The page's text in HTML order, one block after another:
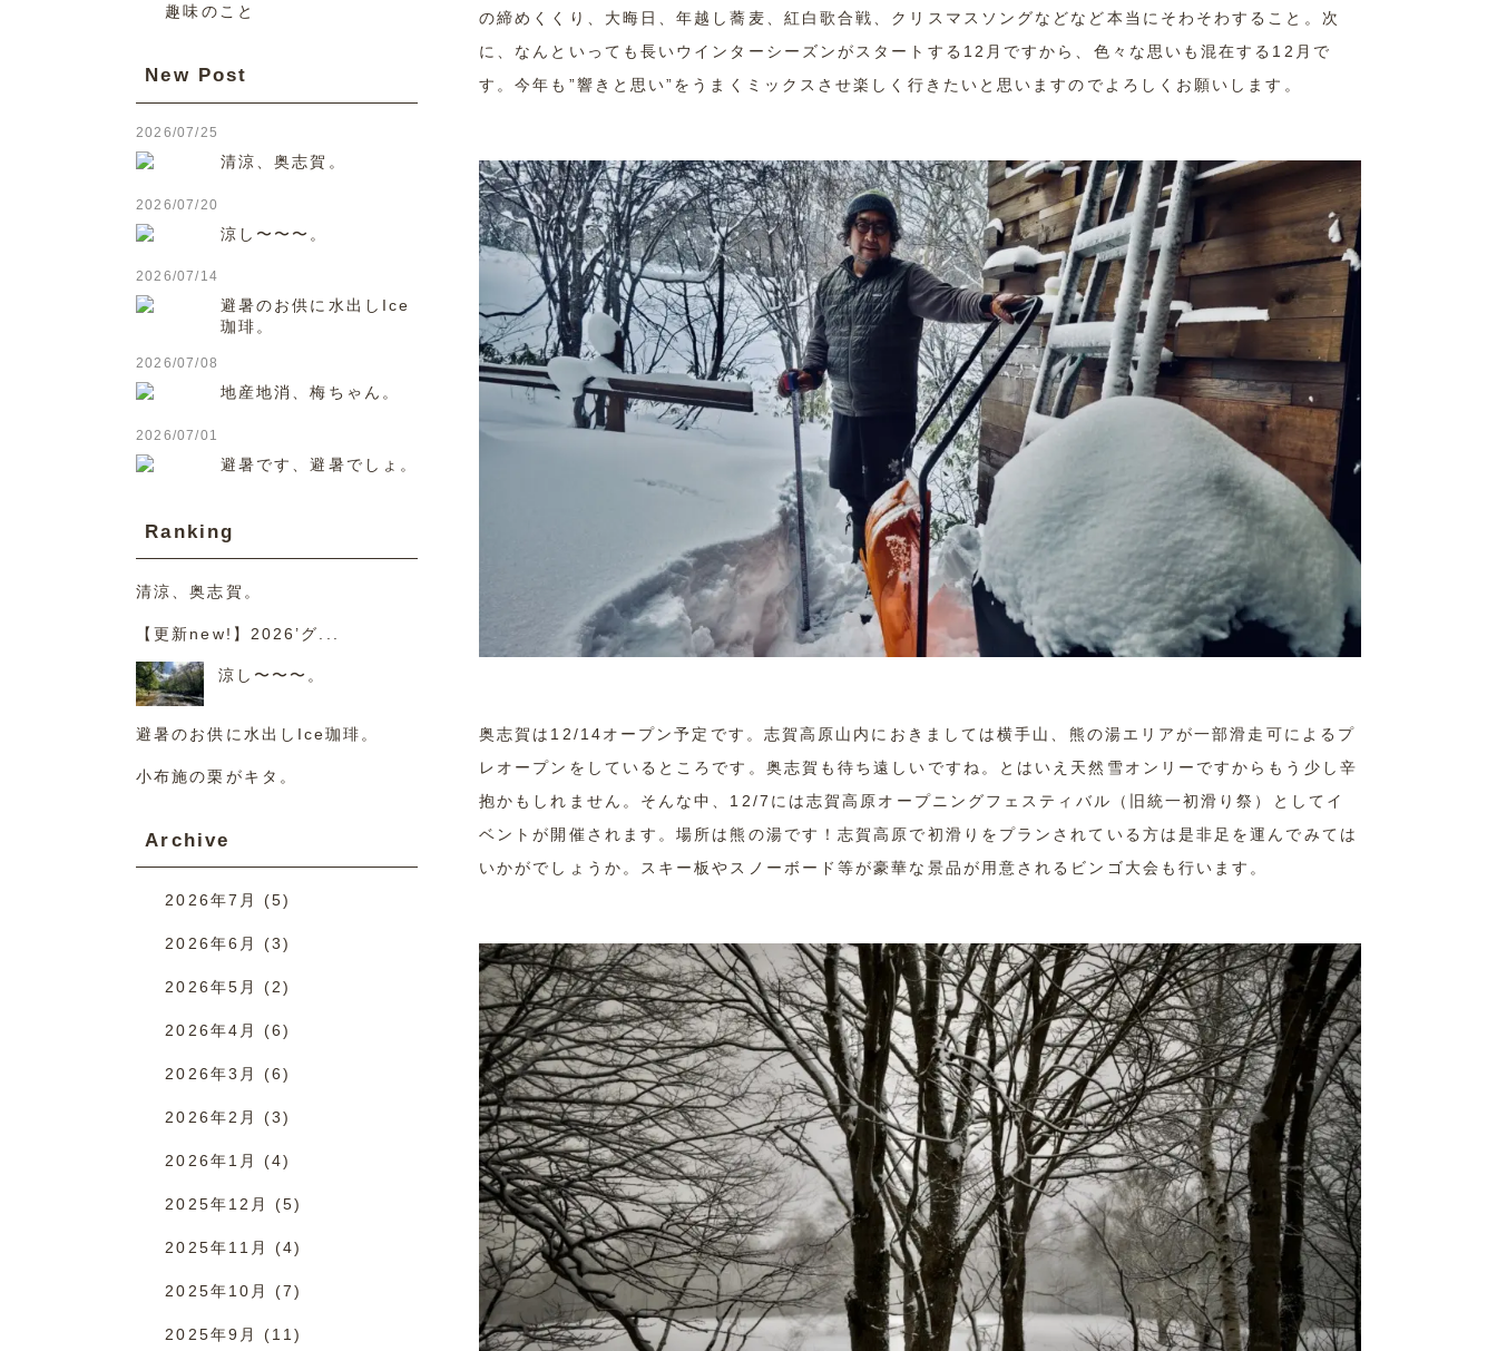
の締めくくり、大晦日、年越し蕎麦、紅白歌合戦、クリスマスソングなどなど本当にそわそわすること。次
に、なんといっても長いウインターシーズンがスタートする12月ですから、色々な思いも混在する12月で
す。今年も”響きと思い”をうまくミックスさせ楽しく行きたいと思いますのでよろしくお願いします。
奥志賀は12/14オープン予定です。志賀高原山内におきましては横手山、熊の湯エリアが一部滑走可によるプ
レオープンをしているところです。奥志賀も待ち遠しいですね。とはいえ天然雪オンリーですからもう少し辛
抱かもしれません。そんな中、12/7には志賀高原オープニングフェスティバル（旧統一初滑り祭）としてイ
ベントが開催されます。場所は熊の湯です！志賀高原で初滑りをプランされている方は是非足を運んでみては
いかがでしょうか。スキー板やスノーボード等が豪華な景品が用意されるビンゴ大会も行います。
趣味のこと
New Post
2026/07/25
清涼、奥志賀。
2026/07/20
涼し〜〜〜。
2026/07/14
避暑のお供に水出しIce
珈琲。
2026/07/08
地産地消、梅ちゃん。
2026/07/01
避暑です、避暑でしょ。
Ranking
清涼、奥志賀。
【更新new!】2026’グ...
涼し〜〜〜。
避暑のお供に水出しIce珈琲。
小布施の栗がキタ。
Archive
2026年7月 (5)
2026年6月 (3)
2026年5月 (2)
2026年4月 (6)
2026年3月 (6)
2026年2月 (3)
2026年1月 (4)
2025年12月 (5)
2025年11月 (4)
2025年10月 (7)
2025年9月 (11)